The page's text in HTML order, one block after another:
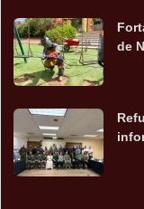
de